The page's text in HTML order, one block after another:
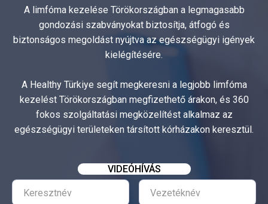
e
A limfóma kezelése Törökországban a legmagasabb
gondozási szabványokat biztosítja, átfogó és
biztonságos megoldást nyújtva az egészségügyi igények
kielégítésére.
A Healthy Türkiye segít megkeresni a legjobb limfóma
kezelést Törökországban megfizethető árakon, és 360
fokos szolgáltatási megközelítést alkalmaz az
egészségügyi területeken társított kórházakon keresztül.
VIDEÓHÍVÁS